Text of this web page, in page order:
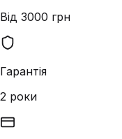
Від 3000 грн
Гарантія
2 роки